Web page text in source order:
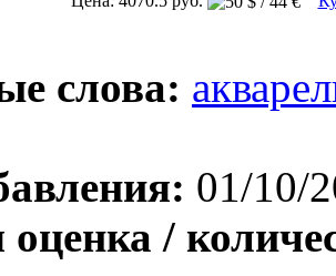
слова:
01/10/
/